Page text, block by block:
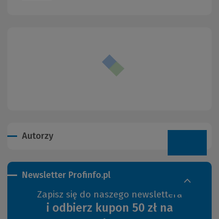
Autorzy
Newsletter Profinfo.pl
Zapisz się do naszego newslettera
i odbierz kupon 50 zł na